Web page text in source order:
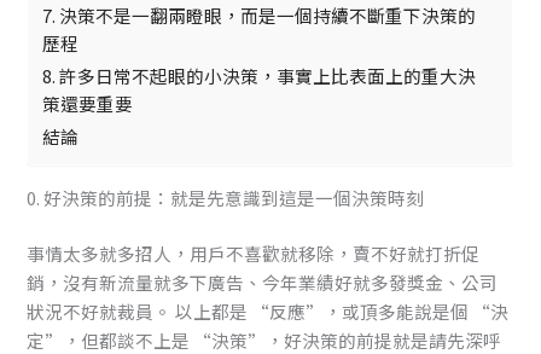
7. 決策不是一翻兩瞪眼，而是一個持續不斷重下決策的
歷程
8. 許多日常不起眼的小決策，事實上比表面上的重大決
策還要重要
結論
0. 好決策的前提：就是先意識到這是一個決策時刻
事情太多就多招人，用戶不喜歡就移除，賣不好就打折促
銷，沒有新流量就多下廣告、今年業績好就多發獎金、公司
狀況不好就裁員。 以上都是 “反應”，或頂多能說是個 “決
定”，但都談不上是 “決策”，好決策的前提就是請先深呼